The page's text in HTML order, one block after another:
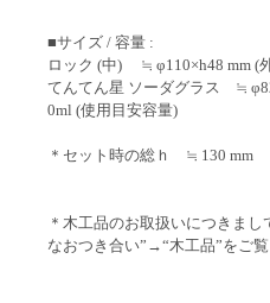
■サイズ / 容量 :
ロック (中) ≒ φ110×h48 mm (
てんてん星 ソーダグラス ≒
0ml (使用目安容量)
＊セット時の総ｈ ≒ 130 mm
＊木工品のお取扱いにつきま
なおつき合い”→“木工品”をご覧